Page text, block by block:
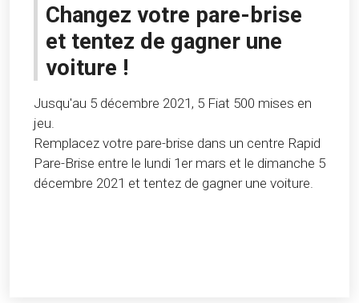
Changez votre pare-brise
et tentez de gagner une
voiture !
Jusqu'au 5 décembre 2021, 5 Fiat 500 mises en
jeu.
Remplacez votre pare-brise dans un centre Rapid
Pare-Brise entre le lundi 1er mars et le dimanche 5
décembre 2021 et tentez de gagner une voiture.